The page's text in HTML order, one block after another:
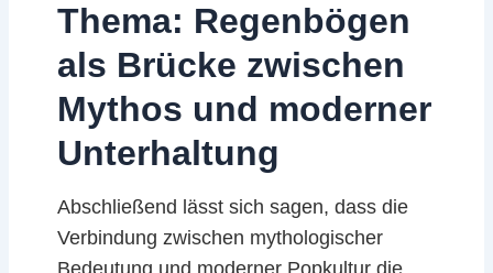
Thema: Regenbögen
als Brücke zwischen
Mythos und moderner
Unterhaltung
Abschließend lässt sich sagen, dass die
Verbindung zwischen mythologischer